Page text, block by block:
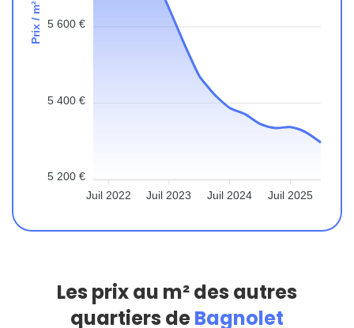
5 600 €
5 400 €
5 200 €
Prix / m²
Juil 2022 Juil 2023 Juil 2024 Juil 2025
Les prix au m² des autres
quartiers deBagnolet